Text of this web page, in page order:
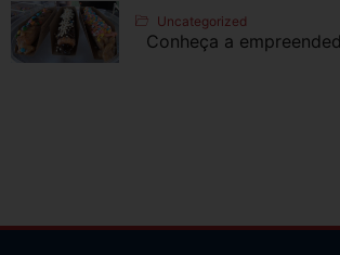
Uncategorized
Conheça a